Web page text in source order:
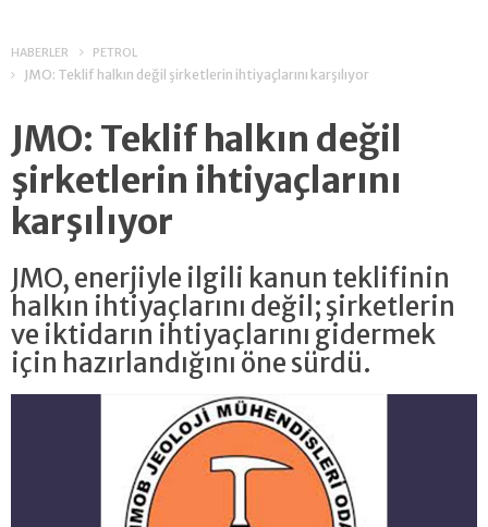
HABERLER PETROL
JMO: Teklif halkın değil şirketlerin ihtiyaçlarını karşılıyor
JMO: Teklif halkın değil
şirketlerin ihtiyaçlarını
karşılıyor
JMO, enerjiyle ilgili kanun teklifinin
halkın ihtiyaçlarını değil; şirketlerin
ve iktidarın ihtiyaçlarını gidermek
için hazırlandığını öne sürdü.